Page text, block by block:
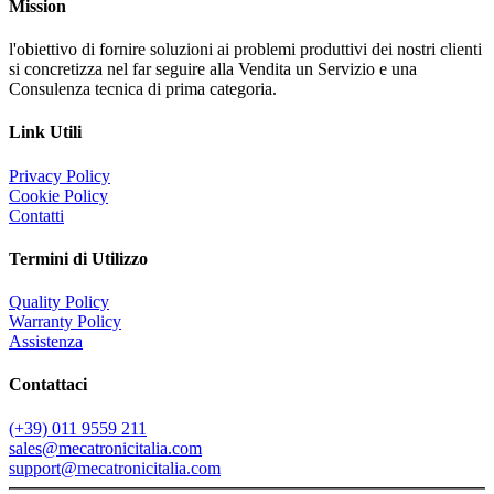
Mission
l'obiettivo di fornire soluzioni ai problemi produttivi dei nostri clienti
si concretizza nel far seguire alla Vendita un Servizio e una
Consulenza tecnica di prima categoria.
Link Utili
Privacy Policy
Cookie Policy
Contatti
Termini di Utilizzo
Quality Policy
Warranty Policy
Assistenza
Contattaci
(+39) 011 9559 211
sales@mecatronicitalia.com
support@mecatronicitalia.com